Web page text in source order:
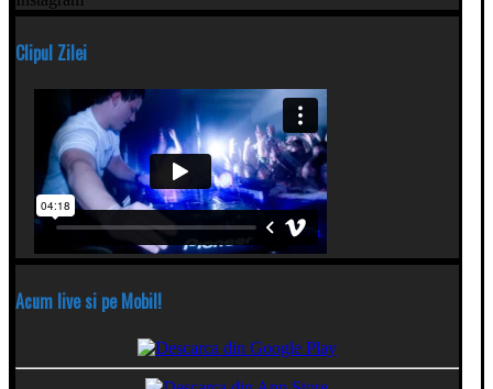
Clipul Zilei
Acum live si pe Mobil!